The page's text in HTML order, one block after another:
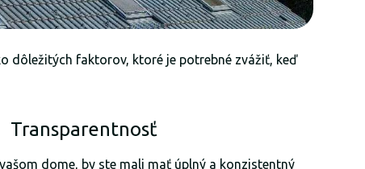
dôležitých faktorov, ktoré je potrebné zvážiť, keď
Transparentnosť
dome, by ste mali mať úplný a konzistentný